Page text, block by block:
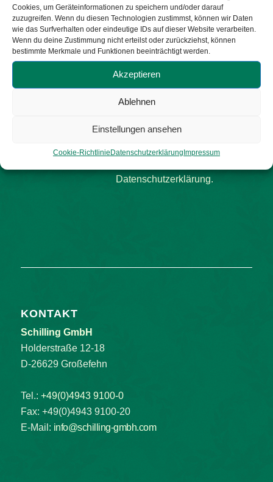
Cookies, um Geräteinformationen zu speichern und/oder darauf
zuzugreifen. Wenn du diesen Technologien zustimmst, können wir Daten
wie das Surfverhalten oder eindeutige IDs auf dieser Website verarbeiten.
Wenn du deine Zustimmung nicht erteilst oder zurückziehst, können
bestimmte Merkmale und Funktionen beeinträchtigt werden.
Akzeptieren
Ablehnen
Einstellungen ansehen
Cookie-RichtlinieDatenschutzerklärungImpressum
Vor- und
Nachname *
Firma E-Mail
Endkunde
Wir halten Ihre Daten
nur mit Dritten, die
ermöglichen.Lesen
Datenschutzerklärung.
KONTAKT
Schilling GmbH
Holderstraße 12-18
D-26629 Großefehn
Tel.: +49(0)4943 9100-0
Fax: +49(0)4943 9100-20
E-Mail: info@schilling-gmbh.com